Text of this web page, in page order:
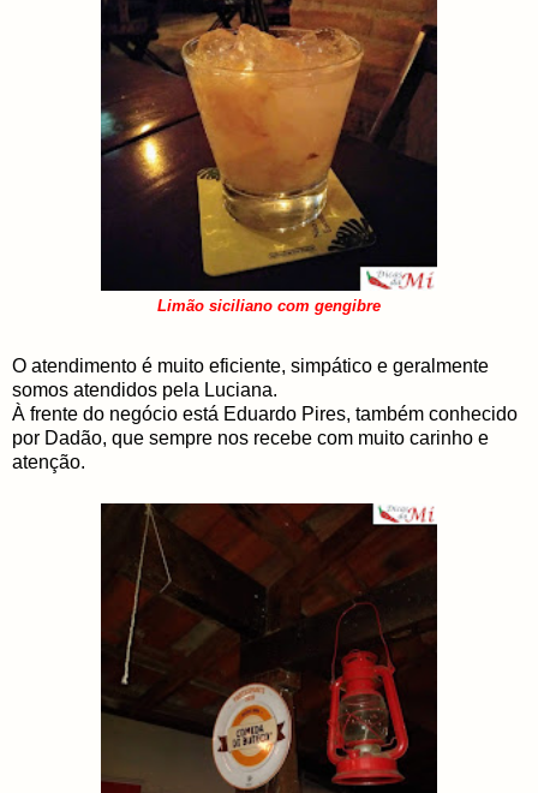
Limão siciliano com gengibre
O atendimento é muito eficiente, simpático e geralmente
somos atendidos pela Luciana.
À frente do negócio está Eduardo Pires, também conhecido
por Dadão, que sempre nos recebe com muito carinho e
atenção.